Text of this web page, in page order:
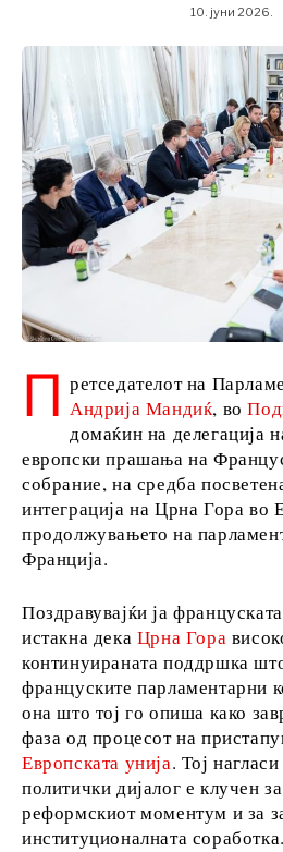
Македонија
Србија
Словенија
Бизнис и
економија
Земјоделство
Индустрија
Градежништво
Енергија
Животна
Наука
Рударство
Малопродажба
Одржливост
Технологија
Телекомуникации
Туризам
Транспорт
Трговија
10. јуни 2026.
П ретседателот на
Андрија Мандиќ, во
домаќин на делегација
европски прашања на
собрание, на средба
интеграција на Црна Гора во
продолжувањето на
Франција.
Поздравувајќи ја
истакна дека Црна Гора
континуираната поддршка
француските парламентарни
она што тој го опиша како
фаза од процесот на
Европската унија. Тој
политички дијалог е клучен
реформскиот моментум и за
институционалната соработка.